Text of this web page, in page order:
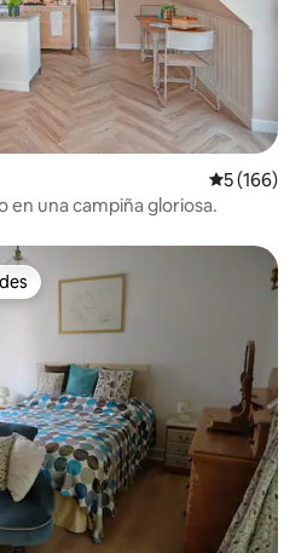
5 (166)
en una campiña gloriosa.
preferido